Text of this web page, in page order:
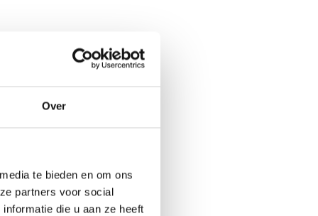
Over
te bieden en om ons
partners voor social
die u aan ze heeft